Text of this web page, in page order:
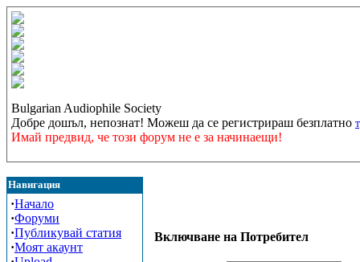
Bulgarian Audiophile Society
Добре дошъл, непознат! Можеш да се регистрираш безплатно
Имай предвид, че този форум не е за начинаещи!
Навигация
·Начало
·Форуми
·Публикувай статия
·Моят акаунт
Включване на Потребител